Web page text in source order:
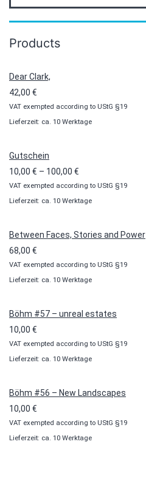
Products
Dear Clark,
42,00 €
VAT exempted according to UStG §19
Lieferzeit: ca. 10 Werktage
Gutschein
10,00 € – 100,00 €
10,00 €
bis
VAT exempted according to UStG §19
Lieferzeit: ca. 10 Werktage
Between Faces, Stories and Power
68,00 €
VAT exempted according to UStG §19
Lieferzeit: ca. 10 Werktage
Böhm #57 – unreal estates
10,00 €
VAT exempted according to UStG §19
Lieferzeit: ca. 10 Werktage
Böhm #56 – New Landscapes
10,00 €
VAT exempted according to UStG §19
Lieferzeit: ca. 10 Werktage